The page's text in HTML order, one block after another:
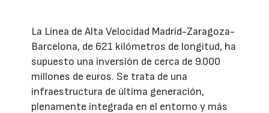
La Línea de Alta Velocidad Madrid-Zaragoza-
Barcelona, de 621 kilómetros de longitud, ha
supuesto una inversión de cerca de 9.000
millones de euros. Se trata de una
infraestructura de última generación,
plenamente integrada en el entorno y más